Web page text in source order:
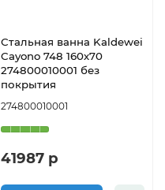
Стальная ванна Kaldewei
Cayono 748 160х70
274800010001 без
покрытия
274800010001
41987 р